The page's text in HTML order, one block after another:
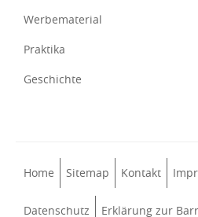
Werbematerial
Praktika
Geschichte
Home Sitemap Kontakt
Datenschutz Erklärung zur